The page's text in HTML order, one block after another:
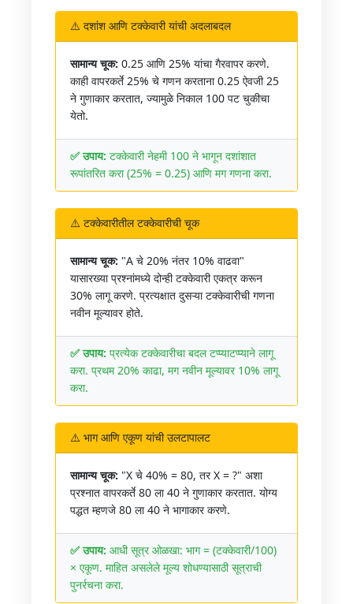
⚠️ दशांश आणि टक्केवारी यांची अदलाबदल
सामान्य चूक: 0.25 आणि 25% यांचा गैरवापर करणे.
काही वापरकर्ते 25% चे गणन करताना 0.25 ऐवजी 25
ने गुणाकार करतात, ज्यामुळे निकाल 100 पट चुकीचा
येतो.
✅ उपाय: टक्केवारी नेहमी 100 ने भागून दशांशात
रूपांतरित करा (25% = 0.25) आणि मग गणना करा.
⚠️ टक्केवारीतील टक्केवारीची चूक
सामान्य चूक: "A चे 20% नंतर 10% वाढवा"
यासारख्या प्रश्नांमध्ये दोन्ही टक्केवारी एकत्र करून
30% लागू करणे. प्रत्यक्षात दुसऱ्या टक्केवारीची गणना
नवीन मूल्यावर होते.
✅ उपाय: प्रत्येक टक्केवारीचा बदल टप्प्याटप्प्याने लागू
करा. प्रथम 20% काढा, मग नवीन मूल्यावर 10% लागू
करा.
⚠️ भाग आणि एकूण यांची उलटापालट
सामान्य चूक: "X चे 40% = 80, तर X = ?" अशा
प्रश्नात वापरकर्ते 80 ला 40 ने गुणाकार करतात. योग्य
पद्धत म्हणजे 80 ला 40 ने भागाकार करणे.
✅ उपाय: आधी सूत्र ओळखा: भाग = (टक्केवारी/100)
× एकूण. माहित असलेले मूल्य शोधण्यासाठी सूत्राची
पुनर्रचना करा.